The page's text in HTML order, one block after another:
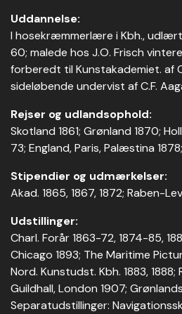
Uddannelse:
I hosekræmmerlære i Kbh., udlært
60; malede hos J.O. Frisch
forberedt til Kunstakademiet. af
sideløbende undervist af C.F.
Rejser og udlandsophold:
Skotland 1861; Grønland 1870;
73; England, Paris, Palæstina
Stipendier og udmærkelser:
Akad. 1865, 1867, 1872; Raben-
Udstillinger:
Charl. Forår 1863-72, 1874-85,
Chicago 1893; The Maritime
Nord. Kunstudst. Kbh. 1883,
Guildhall, London 1907;
Separatudstillinger: